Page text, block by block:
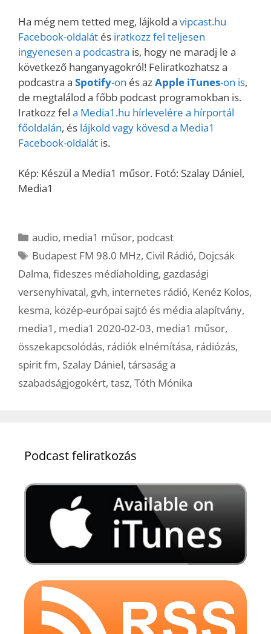
Ha még nem tetted meg, lájkold a vipcast.hu
Facebook-oldalát és iratkozz fel teljesen
ingyenesen a podcastra is, hogy ne maradj le a
következő hanganyagokról! Feliratkozhatsz a
podcastra a Spotify-on és azApple iTunes-on is,
de megtalálod a főbb podcast programokban is.
Iratkozz fel a Media1.hu hírlevelére a hírportál
főoldalán, és lájkold vagy kövesd a Media1
Facebook-oldalát is.
Kép: Készül a Media1 műsor. Fotó: Szalay Dániel,
Media1
Kategória
audio, media1 műsor, podcast
Címkék
Budapest FM 98.0 MHz, Civil Rádió, Dojcsák
Dalma, fideszes médiaholding, gazdasági
versenyhivatal, gvh, internetes rádió, Kenéz Kolos,
kesma, közép-európai sajtó és média alapítvány,
media1 , media1 2020-02-03, media1 műsor,
összekapcsolódás, rádiók elnémítása, rádiózás,
spirit fm, Szalay Dániel, társaság a
szabadságjogokért, tasz, Tóth Mónika
Podcast feliratkozás